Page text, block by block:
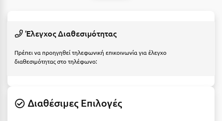
Γαλαξiδι
Γρεβενά
Έλεγχος Διαθεσιμότητας
Πρέπει να προηγηθεί τηλεφωνική επικοινωνία για έλεγχο
διαθεσιμότητας στο τηλέφωνο:
Διαθέσιμες Επιλογές